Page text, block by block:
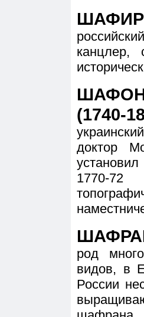
канцлер,
(1740-
доктор
1770-
род
видов, в
России